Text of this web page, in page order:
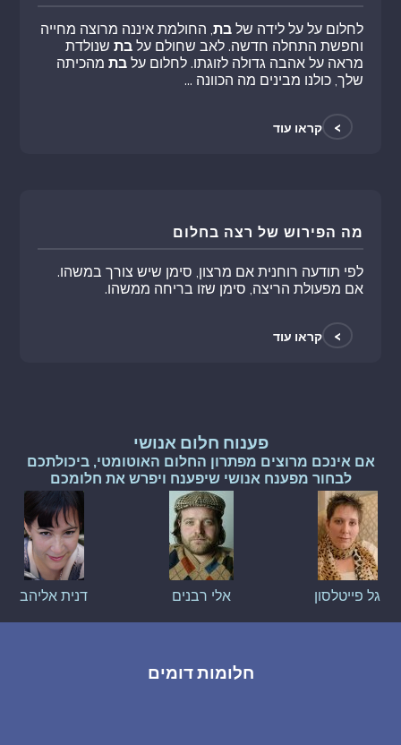
לחלום על על לידה שלבת, החולמת איננה מרוצה מחייה
וחפשת התחלה חדשה. לאב שחולם עלבת שנולדת
מראה על אהבה גדולה לזוגתו. לחלום עלבת מהכיתה
שלך, כולנו מבינים מה הכוונה ...
> קראו עוד
מה הפירוש של רצה בחלום
לפי תודעה רוחנית אם מרצון, סימן שיש צורך במשהו.
אם מפעולת הריצה, סימן שזו בריחה ממשהו.
> קראו עוד
פענוח חלום אנושי
אם אינכם מרוצים מפתרון החלום האוטומטי, ביכולתכם
לבחור מפענח אנושי שיפענח ויפרש את חלומכם
גל פייטלסון אלי רבנים דנית אליהב
חלומות דומים